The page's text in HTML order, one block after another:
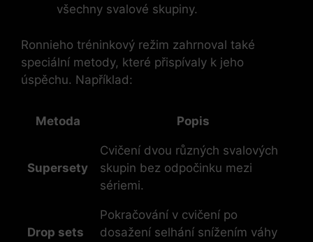
všechny svalové skupiny.
Ronnieho tréninkový režim zahrnoval také
speciální metody, které přispívaly k jeho
úspěchu. Například:
Metoda Popis
Supersety
Cvičení dvou různých svalových
skupin bez odpočinku mezi
sériemi.
Drop sets
Pokračování v cvičení po
dosažení selhání snížením váhy